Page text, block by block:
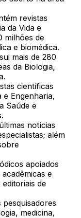
elevadores e
acesso
assistivas,
o acesso
visual.
e o “Câmera
movimento
ainda
em voz alta
lugar com
teclado
aumento.
acervo e livre
grupo;
da
e
às 20h50
| INAPÓS
86,
Alegre/MG,
ampla e bem
e
Volumes
pessoas de
foi
adequado
revistas
da Vida e
milhões de
e biomédica.
mais de 280
da Biologia,
científicas
e Engenharia,
Saúde e
notícias
além
apoiados
e
de
medicina,